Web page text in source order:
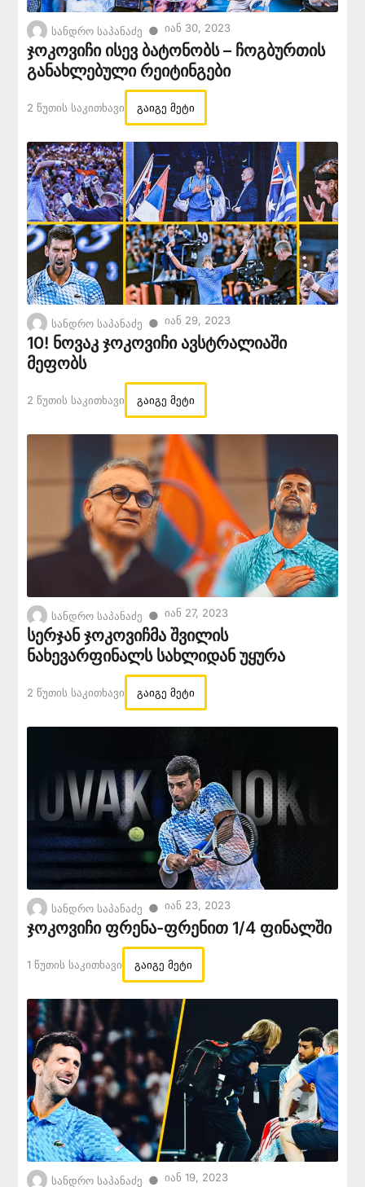
სანდრო საპანაძე ● Იან 30, 2023
ჯოკოვიჩი ისევ ბატონობს – ჩოგბურთის
განახლებული რეიტინგები
2 Წუთის Საკითხავი გაიგე მეტი
სანდრო საპანაძე ● Იან 29, 2023
10! ნოვაკ ჯოკოვიჩი ავსტრალიაში
მეფობს
2 Წუთის Საკითხავი გაიგე მეტი
სანდრო საპანაძე ● Იან 27, 2023
სერჯან ჯოკოვიჩმა შვილის
ნახევარფინალს სახლიდან უყურა
2 Წუთის Საკითხავი გაიგე მეტი
სანდრო საპანაძე ● Იან 23, 2023
ჯოკოვიჩი ფრენა-ფრენით 1/4 ფინალში
1 Წუთის Საკითხავი გაიგე მეტი
სანდრო საპანაძე ● Იან 19, 2023